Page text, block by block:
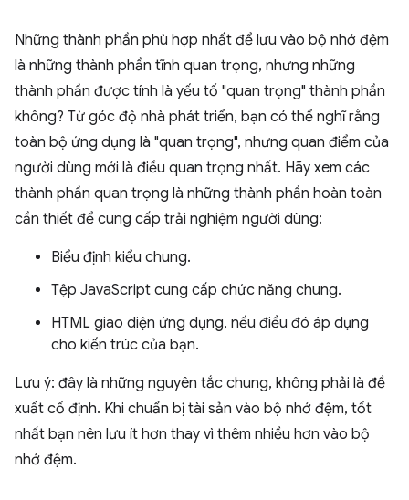
Những thành phần phù hợp nhất để lưu vào bộ nhớ đệm
là những thành phần tĩnh quan trọng, nhưng những
thành phần được tính là yếu tố "quan trọng" thành phần
không? Từ góc độ nhà phát triển, bạn có thể nghĩ rằng
toàn bộ ứng dụng là "quan trọng", nhưng quan điểm của
người dùng mới là điều quan trọng nhất. Hãy xem các
thành phần quan trọng là những thành phần hoàn toàn
cần thiết để cung cấp trải nghiệm người dùng:
Biểu định kiểu chung.
Tệp JavaScript cung cấp chức năng chung.
HTML giao diện ứng dụng, nếu điều đó áp dụng
cho kiến trúc của bạn.
Lưu ý: đây là những nguyên tắc chung, không phải là đề
xuất cố định. Khi chuẩn bị tài sản vào bộ nhớ đệm, tốt
nhất bạn nên lưu ít hơn thay vì thêm nhiều hơn vào bộ
nhớ đệm.